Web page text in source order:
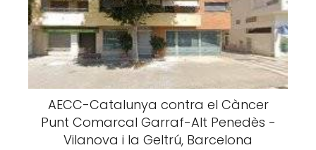
AECC-Catalunya contra el Càncer
Punt Comarcal Garraf-Alt Penedès -
Vilanova i la Geltrú, Barcelona